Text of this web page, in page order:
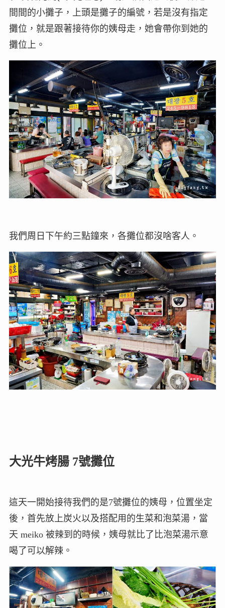
間間的小攤子，上頭是攤子的編號，若是沒有指定
攤位，就是跟著接待你的姨母走，她會帶你到她的
攤位上。
我們周日下午約三點鐘來，各攤位都沒啥客人。
大光牛烤腸 7號攤位
這天一開始接待我們的是7號攤位的姨母，位置坐定
後，首先放上炭火以及搭配用的生菜和泡菜湯，當
天 meiko 被辣到的時候，姨母就比了比泡菜湯示意
喝了可以解辣。